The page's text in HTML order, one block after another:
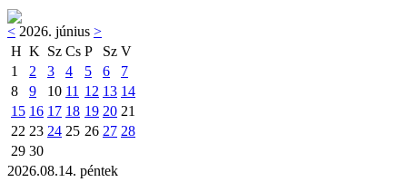
< 2026. június >
H K Sz Cs P Sz V
1
2 3 4 5 6
7
8
9 10 11 12 13 14
15 16 17 18 19 20 21
22 23 24 25 26 27 28
29 30
2026.08.14. péntek